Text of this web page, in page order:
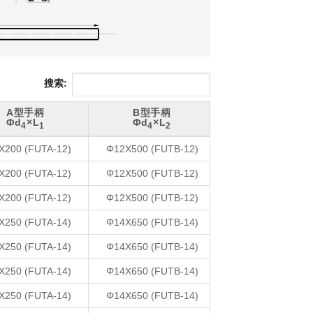
搜索:
A型手柄
Φd4×L1
B型手柄
Φd4×L2
Φd 4×L1
Φd 4×L2
(FUTA-12) Φ12X500 (FUTB-12)
(FUTA-12) Φ12X500 (FUTB-12)
(FUTA-12) Φ12X500 (FUTB-12)
(FUTA-14) Φ14X650 (FUTB-14)
(FUTA-14) Φ14X650 (FUTB-14)
(FUTA-14) Φ14X650 (FUTB-14)
(FUTA-14) Φ14X650 (FUTB-14)